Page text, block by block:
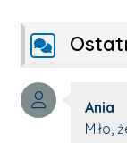
Autor
Ania
Treść
Miło,